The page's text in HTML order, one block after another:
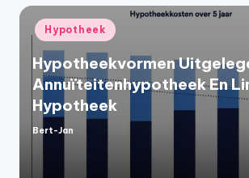
Geplaatst
in
Hypotheek
Hypotheekvormen
Annuïteitenhypotheek En
Hypotheek
Geplaatst
Bert-Jan